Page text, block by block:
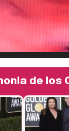
de los